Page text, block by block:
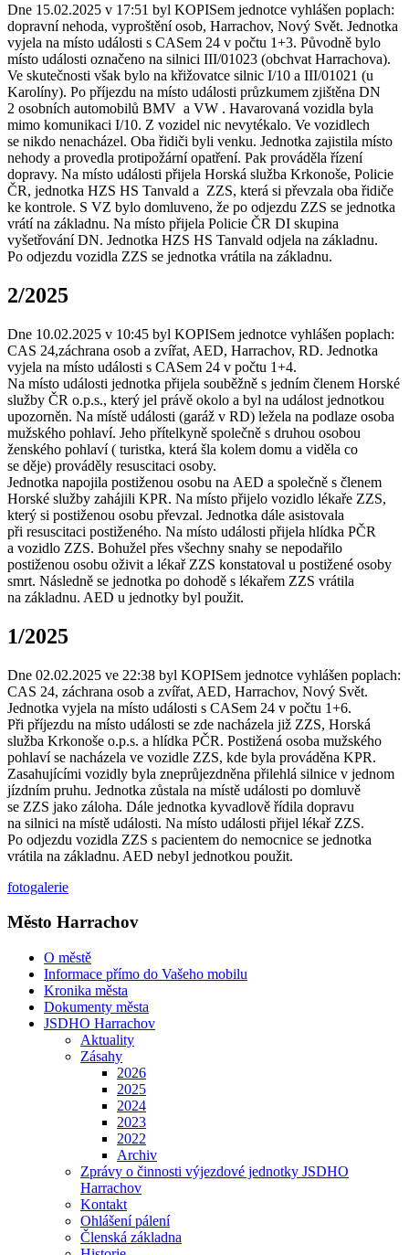
Dne 15.02.2025 v 17:51 byl KOPISem jednotce vyhlášen poplach:
dopravní nehoda, vyproštění osob, Harrachov, Nový Svět. Jednotka
vyjela na místo události s CASem 24 v počtu 1+3. Původně bylo
místo události označeno na silnici III/01023 (obchvat Harrachova).
Ve skutečnosti však bylo na křižovatce silnic I/10 a III/01021 (u
Karolíny). Po příjezdu na místo události průzkumem zjištěna DN
2 osobních automobilů BMV a VW . Havarovaná vozidla byla
mimo komunikaci I/10. Z vozidel nic nevytékalo. Ve vozidlech
se nikdo nenacházel. Oba řidiči byli venku. Jednotka zajistila místo
nehody a provedla protipožární opatření. Pak prováděla řízení
dopravy. Na místo události přijela Horská služba Krkonoše, Policie
ČR, jednotka HZS HS Tanvald a ZZS, která si převzala oba řidiče
ke kontrole. S VZ bylo domluveno, že po odjezdu ZZS se jednotka
vrátí na základnu. Na místo přijela Policie ČR DI skupina
vyšetřování DN. Jednotka HZS HS Tanvald odjela na základnu.
Po odjezdu vozidla ZZS se jednotka vrátila na základnu.
2/2025
Dne 10.02.2025 v 10:45 byl KOPISem jednotce vyhlášen poplach:
CAS 24,záchrana osob a zvířat, AED, Harrachov, RD. Jednotka
vyjela na místo události s CASem 24 v počtu 1+4.
Na místo události jednotka přijela souběžně s jedním členem Horské
služby ČR o.p.s., který jel právě okolo a byl na událost jednotkou
upozorněn. Na místě události (garáž v RD) ležela na podlaze osoba
mužského pohlaví. Jeho přítelkyně společně s druhou osobou
ženského pohlaví ( turistka, která šla kolem domu a viděla co
se děje) prováděly resuscitaci osoby.
Jednotka napojila postiženou osobu na AED a společně s členem
Horské služby zahájili KPR. Na místo přijelo vozidlo lékaře ZZS,
který si postiženou osobu převzal. Jednotka dále asistovala
při resuscitaci postiženého. Na místo události přijela hlídka PČR
a vozidlo ZZS. Bohužel přes všechny snahy se nepodařilo
postiženou osobu oživit a lékař ZZS konstatoval u postižené osoby
smrt. Následně se jednotka po dohodě s lékařem ZZS vrátila
na základnu. AED u jednotky byl použit.
1/2025
Dne 02.02.2025 ve 22:38 byl KOPISem jednotce vyhlášen poplach:
CAS 24, záchrana osob a zvířat, AED, Harrachov, Nový Svět.
Jednotka vyjela na místo události s CASem 24 v počtu 1+6.
Při příjezdu na místo události se zde nacházela již ZZS, Horská
služba Krkonoše o.p.s. a hlídka PČR. Postižená osoba mužského
pohlaví se nacházela ve vozidle ZZS, kde byla prováděna KPR.
Zasahujícími vozidly byla zneprůjezdněna přilehlá silnice v jednom
jízdním pruhu. Jednotka zůstala na místě události po domluvě
se ZZS jako záloha. Dále jednotka kyvadlově řídila dopravu
na silnici na místě události. Na místo události přijel lékař ZZS.
Po odjezdu vozidla ZZS s pacientem do nemocnice se jednotka
vrátila na základnu. AED nebyl jednotkou použit.
fotogalerie
Město Harrachov
O městě
Informace přímo do Vašeho mobilu
Kronika města
Dokumenty města
JSDHO Harrachov
Aktuality
Zásahy
2026
2025
2024
2023
2022
Archiv
Zprávy o činnosti výjezdové jednotky JSDHO
Harrachov
Kontakt
Ohlášení pálení
Členská základna